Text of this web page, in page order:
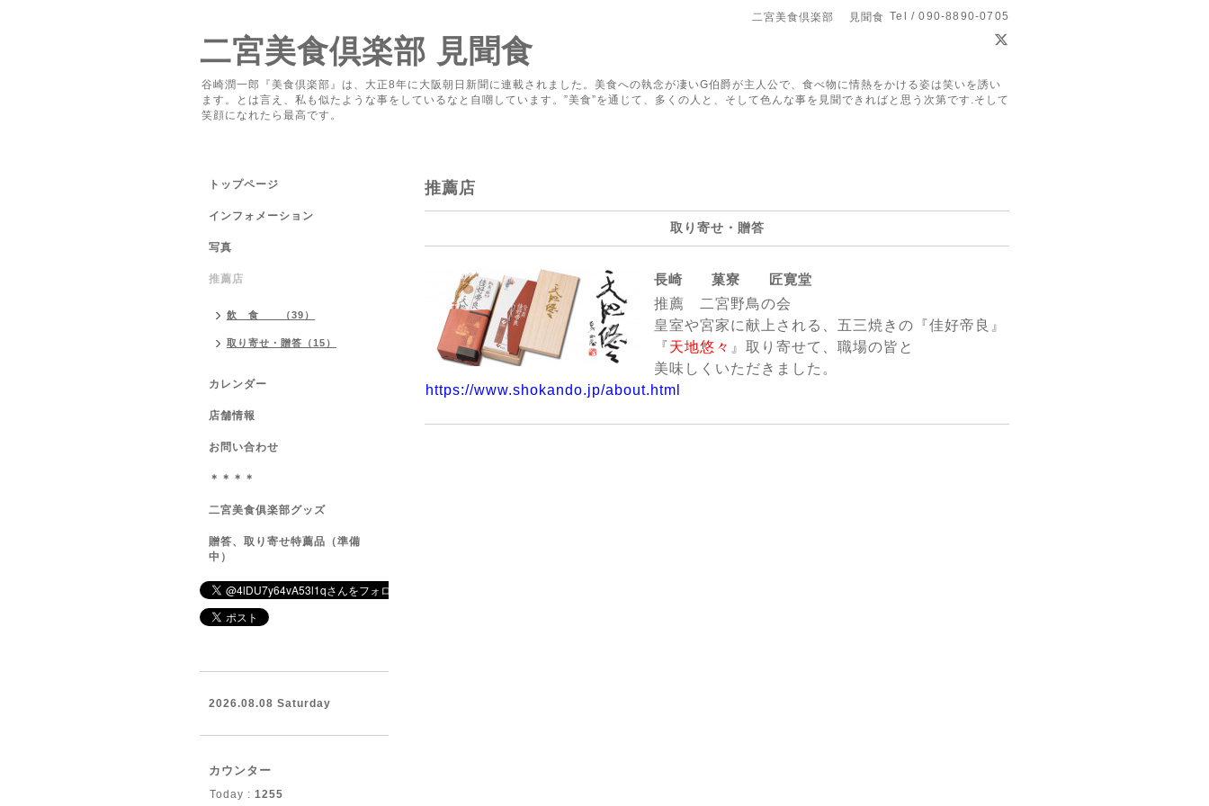
二宮美食倶楽部 見聞食 Tel / 090-8890-0705
二宮美食倶楽部 見聞食
谷崎潤一郎『美食倶楽部』は、大正8年に大阪朝日新聞に連載されました。美食への執念が凄いG伯爵が主人公で、食べ物に情熱をかける姿は笑いを誘い
ます。とは言え、私も似たような事をしているなと自嘲しています。”美食”を通じて、多くの人と、そして色んな事を見聞できればと思う次第です.そして
笑顔になれたら最高です。
推薦店
取り寄せ・贈答
長崎 菓寮 匠寛堂
推薦 二宮野鳥の会
皇室や宮家に献上される、五三焼きの『佳好帝良』
『天地悠々 』取り寄せて、職場の皆と
美味しくいただきました。
https://www.shokando.jp/about.html
トップページ
インフォメーション
写真
推薦店
飲 食 （39）
取り寄せ・贈答（15）
カレンダー
店舗情報
お問い合わせ
＊＊＊＊
二宮美食俱楽部グッズ
贈答、取り寄せ特薦品（準備
中）
2026.08.08 Saturday
カウンター
Today : 1255